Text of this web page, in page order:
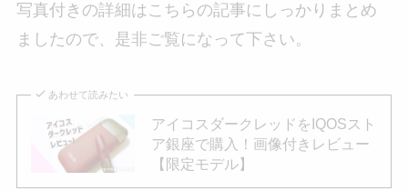
写真付きの詳細はこちらの記事にしっかりまとめ
ましたので、是非ご覧になって下さい。
あわせて読みたい
アイコスダークレッドをIQOSスト
ア銀座で購入！画像付きレビュー
【限定モデル】